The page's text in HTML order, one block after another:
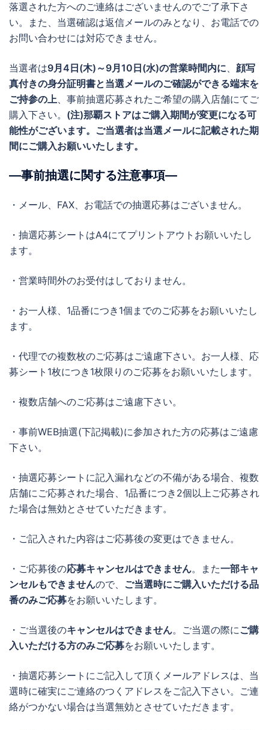
落選された方へのご連絡はございませんのでご了承下さ
い。また、当選確認は返信メールのみとなり、お電話での
お問い合わせには対応できません。
当選者は9月4日(木)～9月10日(水)の営業時間内に、 顔写
真付きの身分証明書と当選メールのご確認ができる端末を
ご持参の上、事前抽選応募されたご希望の購入店舗にてご
購入下さい。 (注)那覇ストアはご購入期間が変更になる可
能性がございます。ご当選者は当選メールに記載された期
間にご購入お願いいたします。
―事前抽選に関する注意事項―
・メール、FAX、お電話での抽選応募はございません。
・抽選応募シートはA4にてプリントアウトお願いいたし
ます。
・営業時間外のお受付はしておりません。
・お一人様、1品番につき1個までのご応募をお願いいたし
ます。
・代理での複数枚のご応募はご遠慮下さい。お一人様、応
募シート1枚につき1枚限りのご応募をお願いいたします。
・複数店舗へのご応募はご遠慮下さい。
・事前WEB抽選(下記掲載)に参加された方の応募はご遠慮
下さい。
・抽選応募シートに記入漏れなどの不備がある場合、複数
店舗にご応募された場合、1品番につき2個以上ご応募され
た場合は無効とさせていただきます。
・ご記入された内容はご応募後の変更はできません。
・ご応募後の応募キャンセルはできません。また一部キャ
ンセルもできませんので、 ご当選時にご購入いただける品
番のみご応募をお願いいたします。
・ご当選後のキャンセルはできません。ご当選の際にご購
入いただける方のみご応募をお願いいたします。
・抽選応募シートにご記入して頂くメールアドレスは、当
選時に確実にご連絡のつくアドレスをご記入下さい。ご連
絡がつかない場合は当選無効とさせていただきます。